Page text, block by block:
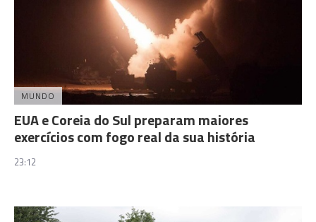
MUNDO
EUA e Coreia do Sul preparam maiores
exercícios com fogo real da sua história
23:12